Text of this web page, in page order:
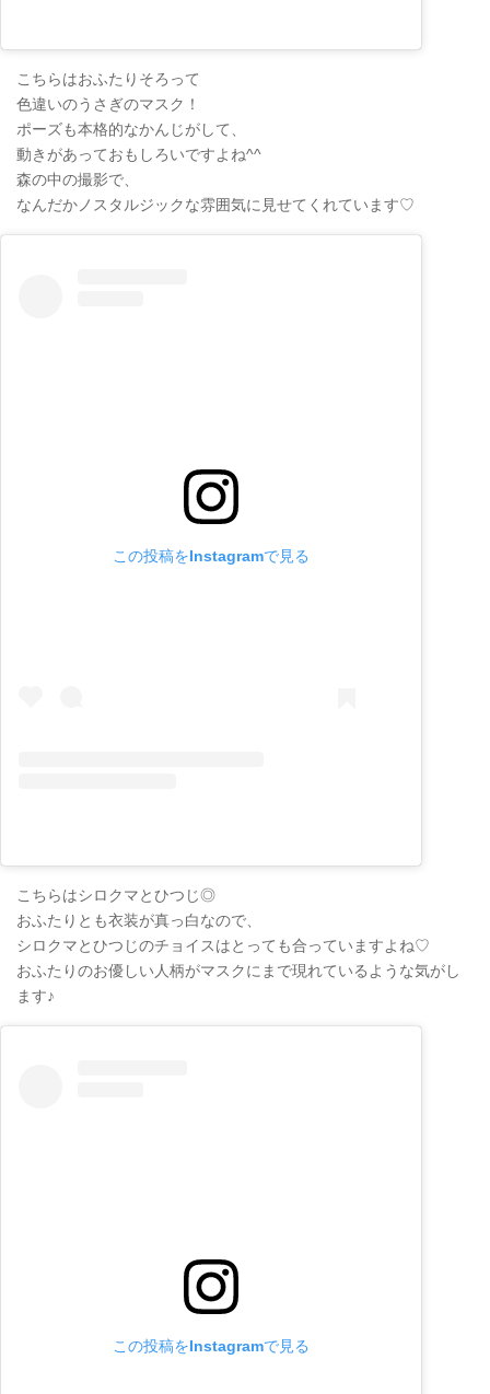
こちらはおふたりそろって
色違いのうさぎのマスク！
ポーズも本格的なかんじがして、
動きがあっておもしろいですよね^^
森の中の撮影で、
なんだかノスタルジックな雰囲気に見せてくれています♡
この投稿をInstagramで見る
こちらはシロクマとひつじ◎
おふたりとも衣装が真っ白なので、
シロクマとひつじのチョイスはとっても合っていますよね♡
おふたりのお優しい人柄がマスクにまで現れているような気がし
ます♪
この投稿をInstagramで見る